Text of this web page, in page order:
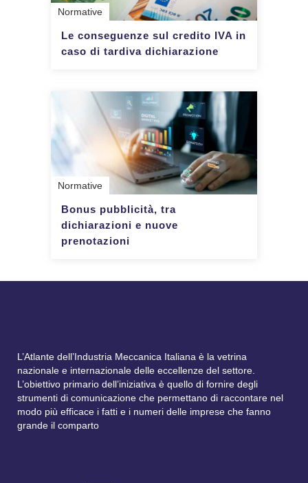
Normative
Le conseguenze sul credito IVA in
caso di tardiva dichiarazione
Normative
Bonus pubblicità, tra
dichiarazioni e nuove
prenotazioni
L’Atlante dell’Industria Meccanica Italiana è la vetrina
nazionale e internazionale delle eccellenze del settore.
L’obiettivo primario dell’iniziativa è quello di fornire degli
strumenti di comunicazione che permettano di raccontare nel
modo più efficace i fatti e i numeri delle imprese che fanno
grande il comparto